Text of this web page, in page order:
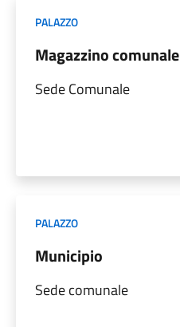
PALAZZO
Magazzino comunale
Sede Comunale
PALAZZO
Municipio
Sede comunale